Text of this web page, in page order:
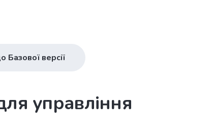
Базової версії
управління